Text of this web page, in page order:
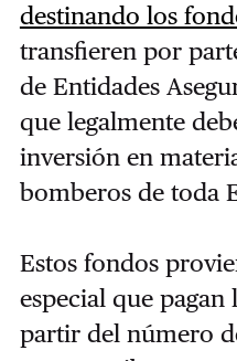
destinando los
transfieren por
de Entidades
que legalmente
inversión en
bomberos de toda
Estos fondos
especial que pagan
partir del número